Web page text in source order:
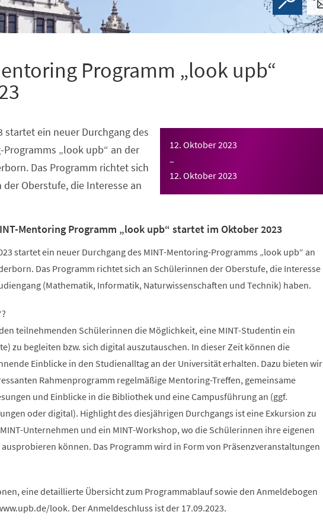
Programm „look upb“
12. Oktober 2023
–
12. Oktober 2023
startet ein neuer Durchgang des
Programms „look upb“ an der
Das Programm richtet sich
Oberstufe, die Interesse an
Mentoring Programm „look upb“ startet im Oktober 2023
startet ein neuer Durchgang des MINT-Mentoring-Programms „look upb“ an
Das Programm richtet sich an Schülerinnen der Oberstufe, die Interesse
(Mathematik, Informatik, Naturwissenschaften und Technik) haben.
teilnehmenden Schülerinnen die Möglichkeit, eine MINT-Studentin ein
zu begleiten bzw. sich digital auszutauschen. In dieser Zeit können die
Einblicke in den Studienalltag an der Universität erhalten. Dazu bieten wir
Rahmenprogramm regelmäßige Mentoring-Treffen, gemeinsame
und Einblicke in die Bibliothek und eine Campusführung an (ggf.
oder digital). Highlight des diesjährigen Durchgangs ist eine Exkursion zu
Unternehmen und ein MINT-Workshop, wo die Schülerinnen ihre eigenen
können. Das Programm wird in Form von Präsenzveranstaltungen
eine detaillierte Übersicht zum Programmablauf sowie den Anmeldebogen
look. Der Anmeldeschluss ist der 17.09.2023.